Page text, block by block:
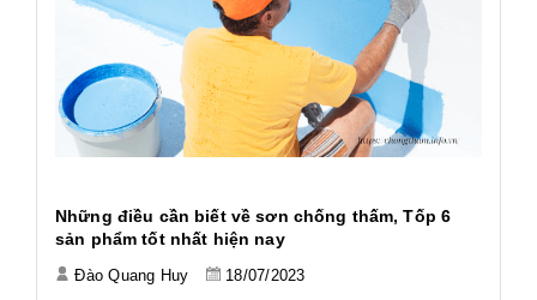
Những điều cần biết về sơn chống thấm, Tốp 6
sản phẩm tốt nhất hiện nay
Đào Quang Huy
18/07/2023